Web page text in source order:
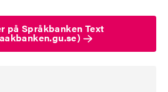
på Språkbanken Text